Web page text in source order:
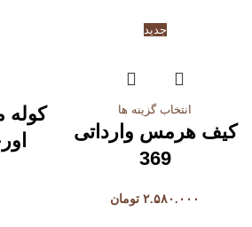
جدید
انتخاب گزینه ها
کیف هرمس وارداتی
369
۲.۵۸۰.۰۰۰ تومان
کوله